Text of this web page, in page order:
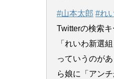
#山本太郎 #れ
Twitterの検索
「れいわ新選
っていうのが
ら娘に「アン